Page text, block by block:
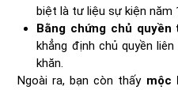
biệt là tư liệu sự kiện năm
Bằng chứng chủ
khẳng định chủ quyền
khăn.
Ngoài ra, bạn còn thấy mộc